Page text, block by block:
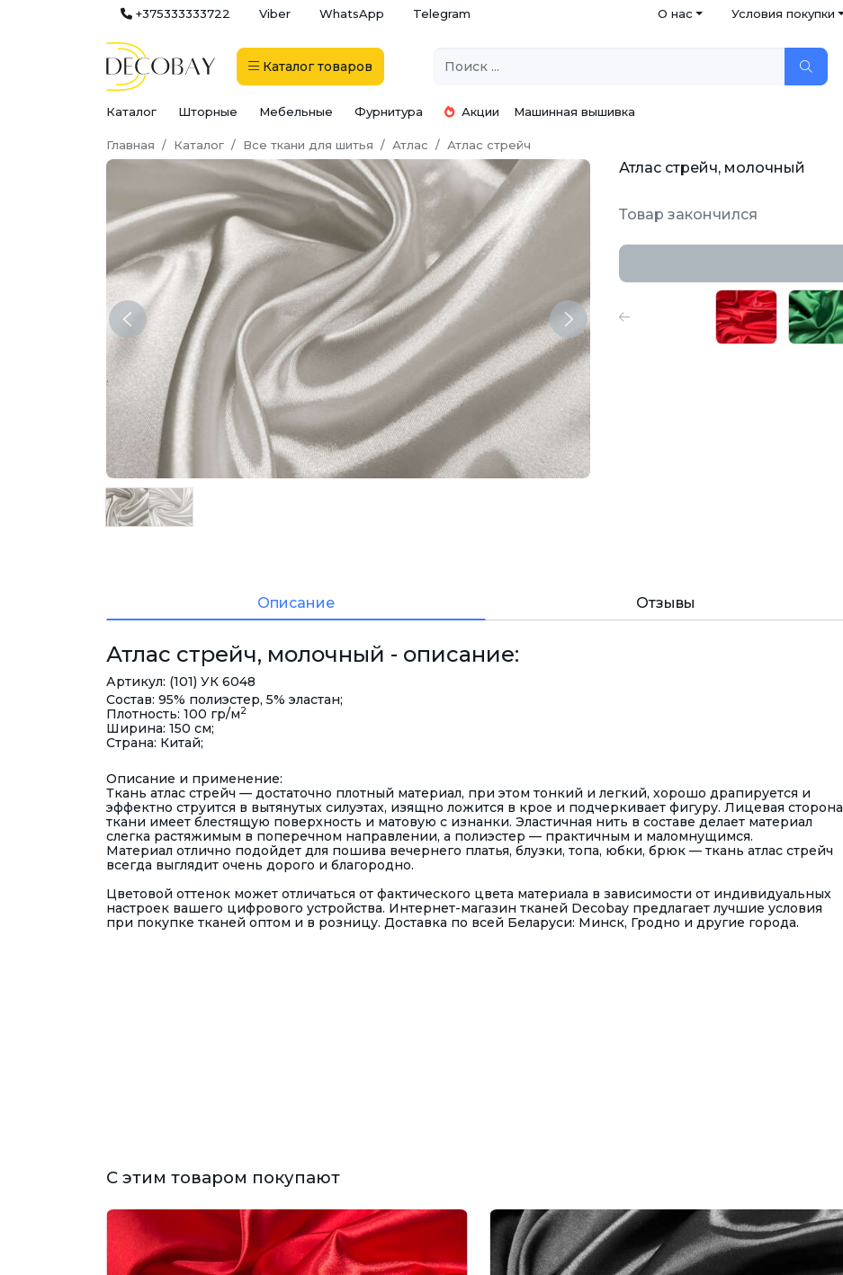
+375333333722 Viber WhatsApp Telegram О нас Условия покупки
Каталог товаров
Каталог Шторные Мебельные Фурнитура Акции Машинная вышивка
Главная Каталог Все ткани для шитья Атлас Атлас стрейч
Previous Next
Атлас стрейч, молочный
Товар закончился
Описание Отзывы
Атлас стрейч, молочный - описание:
Артикул: (101) УК 6048
Состав: 95% полиэстер, 5% эластан;
Плотность: 100 гр/м2
Ширина: 150 см;
Страна: Китай;
Описание и применение:
Ткань атлас стрейч — достаточно плотный материал, при этом тонкий и легкий, хорошо драпируется и
эффектно струится в вытянутых силуэтах, изящно ложится в крое и подчеркивает фигуру. Лицевая сторона
ткани имеет блестящую поверхность и матовую с изнанки. Эластичная нить в составе делает материал
слегка растяжимым в поперечном направлении, а полиэстер — практичным и маломнущимся.
Материал отлично подойдет для пошива вечернего платья, блузки, топа, юбки, брюк — ткань атлас стрейч
всегда выглядит очень дорого и благородно.
Цветовой оттенок может отличаться от фактического цвета материала в зависимости от индивидуальных
настроек вашего цифрового устройства. Интернет-магазин тканей Decobay предлагает лучшие условия
при покупке тканей оптом и в розницу. Доставка по всей Беларуси: Минск, Гродно и другие города.
С этим товаром покупают